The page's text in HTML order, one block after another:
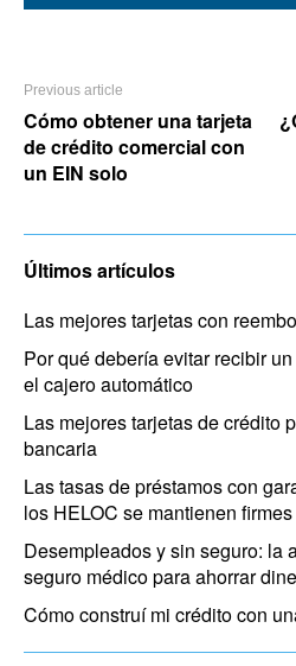
Previous article
Cómo obtener una tarjeta
de crédito comercial con
un EIN solo
Últimos artículos
Las mejores tarjetas con
Por qué debería evitar recibir
el cajero automático
Las mejores tarjetas de crédito
bancaria
Las tasas de préstamos con
los HELOC se mantienen firmes
Desempleados y sin seguro: la
seguro médico para ahorrar
Cómo construí mi crédito con